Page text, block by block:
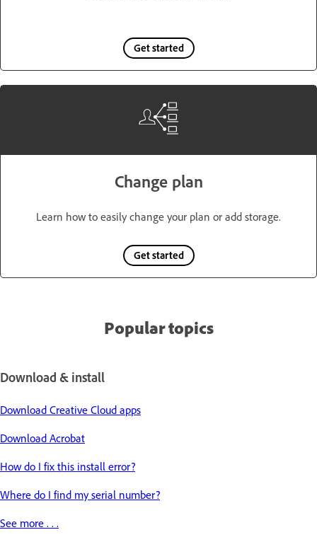
Get started
Change plan
Learn how to easily change your plan or add storage.
Get started
Popular topics
Download & install
Download Creative Cloud apps
Download Acrobat
How do I fix this install error?
Where do I find my serial number?
See more . . .